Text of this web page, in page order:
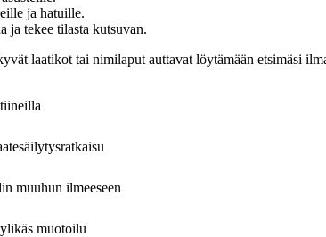
ja hatuille.
ja tekee tilasta kutsuvan.
laatikot tai nimilaput auttavat löytämään etsimäsi
muuhun ilmeeseen
muotoilu